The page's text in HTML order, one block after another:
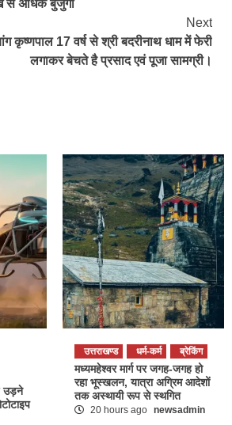
से अधिक बुजुर्गों
Next
कृष्णपाल 17 वर्ष से श्री बदरीनाथ धाम में फेरी
लगाकर बेचते है प्रसाद एवं पूजा सामग्री।
उड़ने
उत्तराखण्ड धर्म-कर्म ब्रेकिंग
मध्यमहेश्वर मार्ग पर जगह-जगह हो
रहा भूस्खलन, यात्रा अग्रिम आदेशों
तक अस्थायी रूप से स्थगित
20 hours ago newsadmin